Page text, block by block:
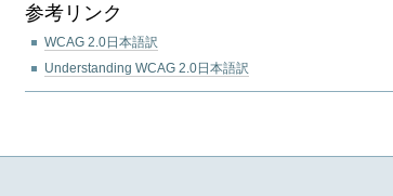
参考リンク
WCAG 2.0日本語訳
Understanding WCAG 2.0日本語訳